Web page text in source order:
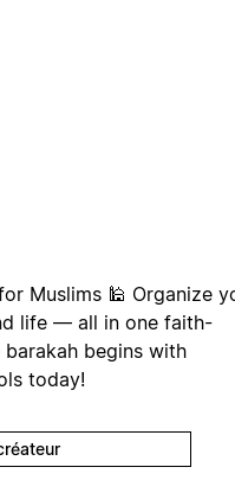
Muslims 🕌 Organize
life — all in one faith-
barakah begins with
today!